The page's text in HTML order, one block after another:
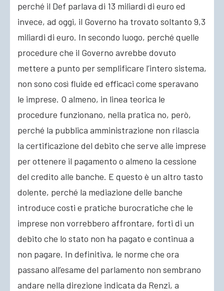
perché il Def parlava di 13 miliardi di euro ed
invece, ad oggi, il Governo ha trovato soltanto 9,3
miliardi di euro. In secondo luogo, perché quelle
procedure che il Governo avrebbe dovuto
mettere a punto per semplificare l’intero sistema,
non sono così fluide ed efficaci come speravano
le imprese. O almeno, in linea teorica le
procedure funzionano, nella pratica no, però,
perché la pubblica amministrazione non rilascia
la certificazione del debito che serve alle imprese
per ottenere il pagamento o almeno la cessione
del credito alle banche. E questo è un altro tasto
dolente, perché la mediazione delle banche
introduce costi e pratiche burocratiche che le
imprese non vorrebbero affrontare, forti di un
debito che lo stato non ha pagato e continua a
non pagare. In definitiva, le norme che ora
passano all’esame del parlamento non sembrano
andare nella direzione indicata da Renzi, a